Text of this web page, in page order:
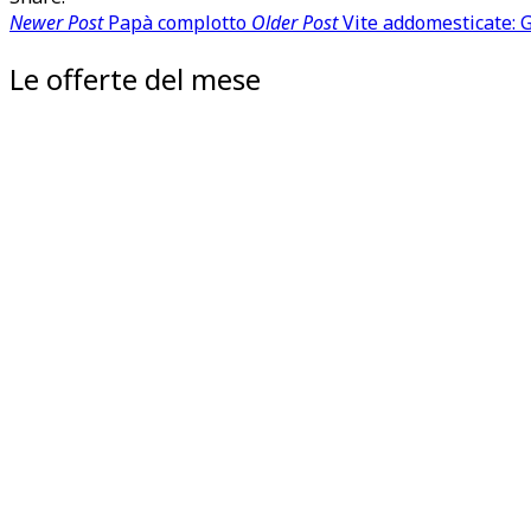
Newer Post Papà complotto Older PostVite addomesticate:
Le offerte del mese